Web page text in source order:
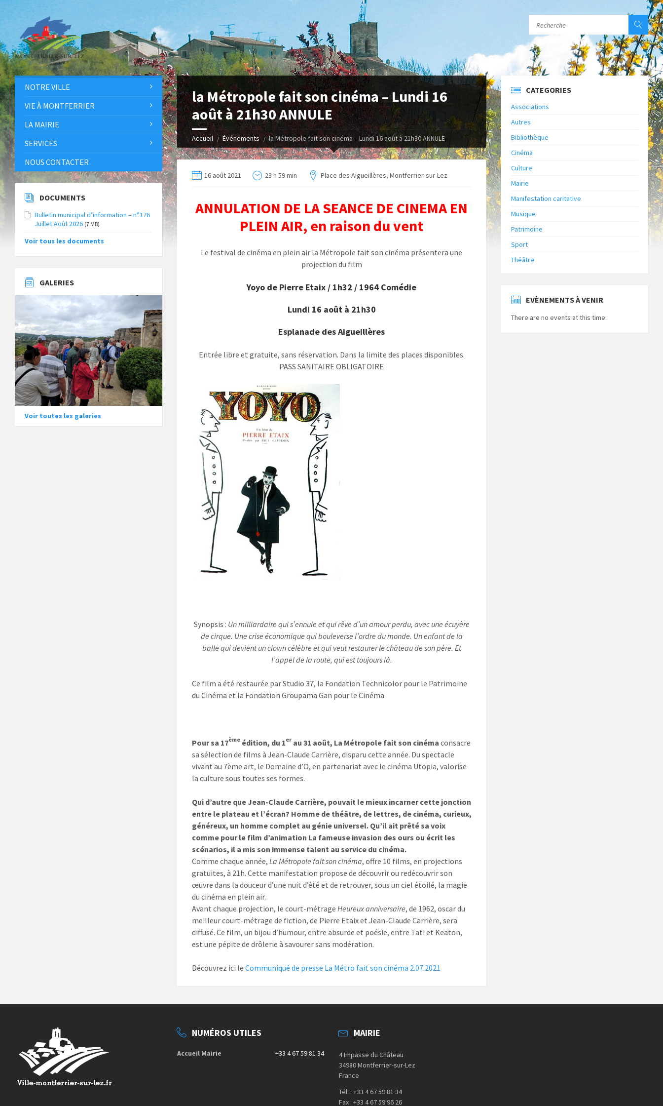
la Métropole fait son cinéma – Lundi 16
août à 21h30 ANNULE
Accueil Événements la Métropole fait son cinéma – Lundi 16 août à 21h30 ANNULE
16 août 2021 23 h 59 min Place des Aigueillères, Montferrier-sur-Lez
ANNULATION DE LA SEANCE DE CINEMA EN
PLEIN AIR, en raison du vent
Le festival de cinéma en plein air la Métropole fait son cinéma présentera une
projection du film
Yoyo de Pierre Etaix / 1h32 / 1964 Comédie
Lundi 16 août à 21h30
Esplanade des Aigueillères
Entrée libre et gratuite, sans réservation. Dans la limite des places disponibles.
PASS SANITAIRE OBLIGATOIRE
Synopsis : Un milliardaire qui s’ennuie et qui rêve d’un amour perdu, avec une écuyère
de cirque. Une crise économique qui bouleverse l’ordre du monde. Un enfant de la
balle qui devient un clown célèbre et qui veut restaurer le château de son père. Et
l’appel de la route, qui est toujours là.
Ce film a été restaurée par Studio 37, la Fondation Technicolor pour le Patrimoine
du Cinéma et la Fondation Groupama Gan pour le Cinéma
Pour sa 17èmeédition, du 1erau 31 août, La Métropole fait son cinéma consacre
sa sélection de films à Jean-Claude Carrière, disparu cette année. Du spectacle
vivant au 7ème art, le Domaine d’O, en partenariat avec le cinéma Utopia, valorise
la culture sous toutes ses formes.
Qui d’autre que Jean-Claude Carrière, pouvait le mieux incarner cette jonction
entre le plateau et l’écran? Homme de théâtre, de lettres, de cinéma, curieux,
généreux, un homme complet au génie universel. Qu’il ait prêté sa voix
comme pour le film d’animation La fameuse invasion des ours ou écrit les
scénarios, il a mis son immense talent au service du cinéma.
Comme chaque année, La Métropole fait son cinéma, offre 10 films, en projections
gratuites, à 21h. Cette manifestation propose de découvrir ou redécouvrir son
œuvre dans la douceur d’une nuit d’été et de retrouver, sous un ciel étoilé, la magie
du cinéma en plein air.
Avant chaque projection, le court-métrage Heureux anniversaire, de 1962, oscar du
meilleur court-métrage de fiction, de Pierre Etaix et Jean-Claude Carrière, sera
diffusé. Ce film, un bijou d’humour, entre absurde et poésie, entre Tati et Keaton,
est une pépite de drôlerie à savourer sans modération.
Découvrez ici le Communiqué de presse La Métro fait son cinéma 2.07.2021
NOTRE VILLE
VIE À MONTFERRIER
LA MAIRIE
SERVICES
NOUS CONTACTER
DOCUMENTS
Bulletin municipal d’information – n°176
Juillet Août 2026 (7 MB)
Voir tous les documents
GALERIES
Voir toutes les galeries
CATEGORIES
Associations
Autres
Bibliothèque
Cinéma
Culture
Mairie
Manifestation caritative
Musique
Patrimoine
Sport
Théâtre
EVÈNEMENTS À VENIR
There are no events at this time.
NUMÉROS UTILES
Accueil Mairie +33 4 67 59 81 34
MAIRIE
4 Impasse du Château
34980 Montferrier-sur-Lez
France
Tél. : +33 4 67 59 81 34
Fax : +33 4 67 59 96 26